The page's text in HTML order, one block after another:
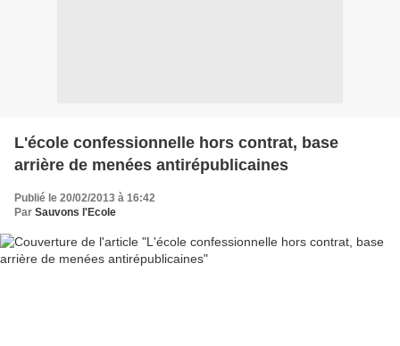
L'école confessionnelle hors contrat, base
arrière de menées antirépublicaines
Publié le 20/02/2013 à 16:42
Par Sauvons l'Ecole